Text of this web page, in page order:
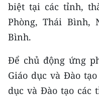
Video
Media Chính trị
Media Kinh tế
Media Văn hóa
biệt tại các tỉnh,
Phòng, Thái Bình,
Bình.
Để chủ động ứng
Giáo dục và Đào
dục và Đào tạo các